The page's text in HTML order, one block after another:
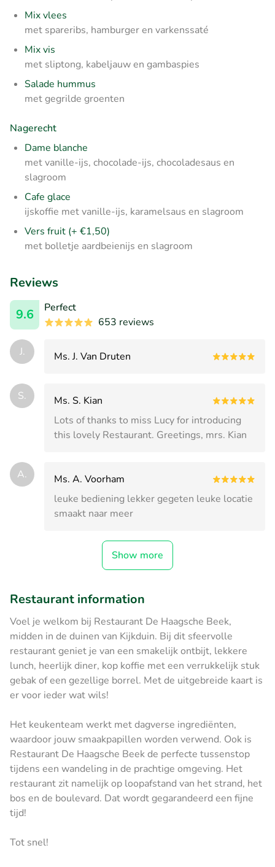
Mix vlees
met spareribs, hamburger en varkenssaté
Mix vis
met sliptong, kabeljauw en gambaspies
Salade hummus
met gegrilde groenten
Nagerecht
Dame blanche
met vanille-ijs, chocolade-ijs, chocoladesaus en
slagroom
Cafe glace
ijskoffie met vanille-ijs, karamelsaus en slagroom
Vers fruit (+ €1,50)
met bolletje aardbeienijs en slagroom
Reviews
9.6
Perfect
653 reviews
J. Ms. J. Van Druten
S.
Ms. S. Kian
Lots of thanks to miss Lucy for introducing
this lovely Restaurant. Greetings, mrs. Kian
A.
Ms. A. Voorham
leuke bediening lekker gegeten leuke locatie
smaakt naar meer
Show more
Restaurant information
Voel je welkom bij Restaurant De Haagsche Beek,
midden in de duinen van Kijkduin. Bij dit sfeervolle
restaurant geniet je van een smakelijk ontbijt, lekkere
lunch, heerlijk diner, kop koffie met een verrukkelijk stuk
gebak of een gezellige borrel. Met de uitgebreide kaart is
er voor ieder wat wils!
Het keukenteam werkt met dagverse ingrediënten,
waardoor jouw smaakpapillen worden verwend. Ook is
Restaurant De Haagsche Beek de perfecte tussenstop
tijdens een wandeling in de prachtige omgeving. Het
restaurant zit namelijk op loopafstand van het strand, het
bos en de boulevard. Dat wordt gegarandeerd een fijne
tijd!
Tot snel!